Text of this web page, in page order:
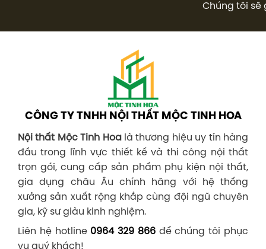
Chúng tôi sẽ
CÔNG TY TNHH NỘI THẤT MỘC TINH HOA
Nội thất Mộc Tinh Hoalà thương hiệu uy tín hàng
đầu trong lĩnh vực thiết kế và thi công nội thất
trọn gói, cung cấp sản phẩm phụ kiện nội thất,
gia dụng châu Âu chính hãng với hệ thống
xưởng sản xuất rộng khắp cùng đội ngũ chuyên
gia, kỹ sư giàu kinh nghiệm.
Liên hệ hotline 0964 329 866để chúng tôi phục
vụ quý khách!